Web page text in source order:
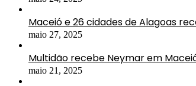
Maceió e 26 cidades de Alagoas
maio 27, 2025
Multidão recebe Neymar em
maio 21, 2025